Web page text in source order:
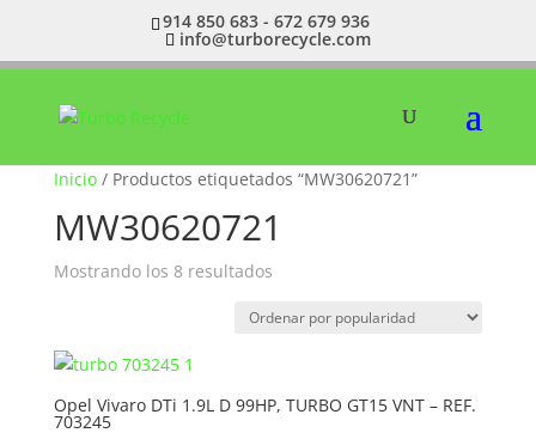
914 850 683 - 672 679 936
info@turborecycle.com
Inicio/ Productos etiquetados “MW30620721”
MW30620721
Mostrando los 8 resultadosOrdenado
popularidad
Opel Vivaro DTi 1.9L D 99HP, TURBO GT15 VNT – REF.
703245